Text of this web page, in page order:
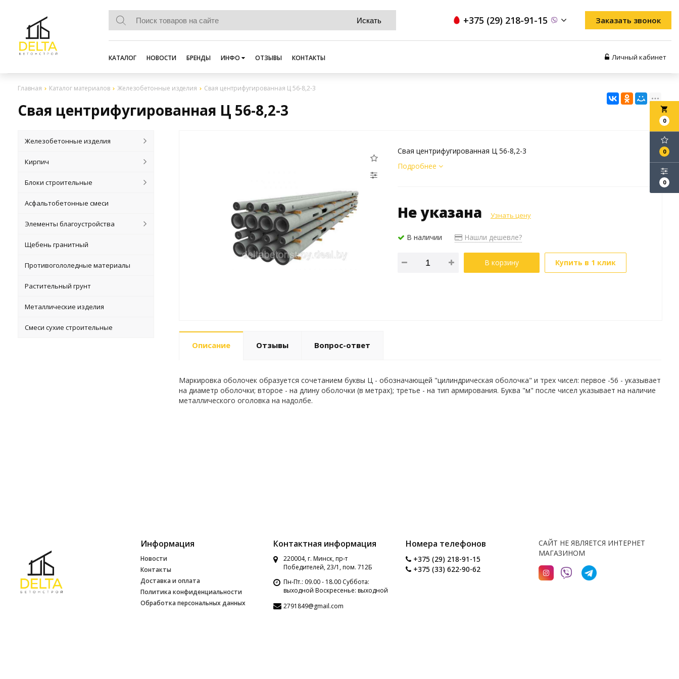
+375 (29) 218-91-15 Заказать звонок
КАТАЛОГ НОВОСТИ БРЕНДЫ ИНФО ОТЗЫВЫ КОНТАКТЫ Личный кабинет
Главная Каталог материалов Железобетонные изделия Свая центрифугированная Ц 56-8,2-3
Свая центрифугированная Ц 56-8,2-3 local_grocery_store
0
0
0
Железобетонные изделия
Кирпич
Блоки строительные
Асфальтобетонные смеси
Элементы благоустройства
Щебень гранитный
Противогололедные материалы
Растительный грунт
Металлические изделия
Смеси сухие строительные
Свая центрифугированная Ц 56-8,2-3
Подробнее
Не указана Узнать цену
В наличии Нашли дешевле?
В корзину Купить в 1 клик
Описание Отзывы Вопрос-ответ
Маркировка оболочек образуется сочетанием буквы Ц - обозначающей "цилиндрическая оболочка" и трех чисел: первое -56 - указывает
на диаметр оболочки; второе - на длину оболочки (в метрах); третье - на тип армирования. Буква "м" после чисел указывает на наличие
металлического оголовка на надолбе.
Информация
Новости
Контакты
Доставка и оплата
Политика конфиденциальности
Обработка персональных данных
Контактная информация
220004, г. Минск, пр-т
Победителей, 23/1, пом. 712Б
Пн-Пт.: 09.00 - 18.00 Суббота:
выходной Воскресенье: выходной
2791849@gmail.com
Номера телефонов
+375 (29) 218-91-15
+375 (33) 622-90-62
САЙТ НЕ ЯВЛЯЕТСЯ ИНТЕРНЕТ
МАГАЗИНОМ